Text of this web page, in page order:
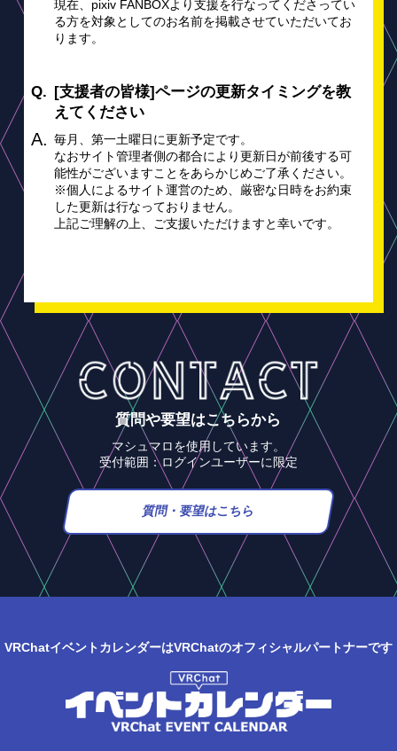
現在、pixiv FANBOXより支援を行なってくださってい
る方を対象としてのお名前を掲載させていただいてお
ります。
[支援者の皆様]ページの更新タイミングを教
えてください
毎月、第一土曜日に更新予定です。
なおサイト管理者側の都合により更新日が前後する可
能性がございますことをあらかじめご了承ください。
※個人によるサイト運営のため、厳密な日時をお約束
した更新は行なっておりません。
上記ご理解の上、ご支援いただけますと幸いです。
質問や要望はこちらから
マシュマロを使用しています。
受付範囲：ログインユーザーに限定
質問・要望はこちら
VRChatイベントカレンダーはVRChatのオフィシャルパートナーです